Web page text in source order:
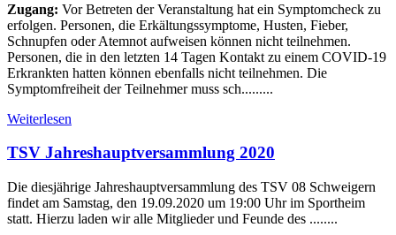
Zugang: Vor Betreten der Veranstaltung hat ein Symptomcheck zu
erfolgen. Personen, die Erkältungssymptome, Husten, Fieber,
Schnupfen oder Atemnot aufweisen können nicht teilnehmen.
Personen, die in den letzten 14 Tagen Kontakt zu einem COVID-19
Erkrankten hatten können ebenfalls nicht teilnehmen. Die
Symptomfreiheit der Teilnehmer muss sch.........
Weiterlesen
TSV Jahreshauptversammlung 2020
Die diesjährige Jahreshauptversammlung des TSV 08 Schweigern
findet am Samstag, den 19.09.2020 um 19:00 Uhr im Sportheim
statt. Hierzu laden wir alle Mitglieder und Feunde des ........